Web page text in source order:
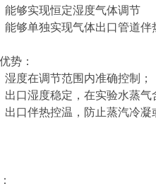
能够实现恒定湿度气体调节
能够单独实现气体出口管道伴
势：
湿度在调节范围内准确控制；
出口湿度稳定，在实验水蒸
出口伴热控温，防止蒸汽冷